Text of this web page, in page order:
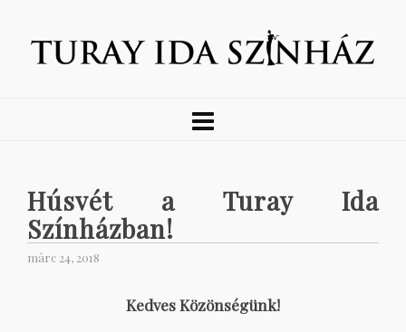
Húsvét a Turay Ida
Színházban!
márc 24, 2018
Kedves Közönségünk!